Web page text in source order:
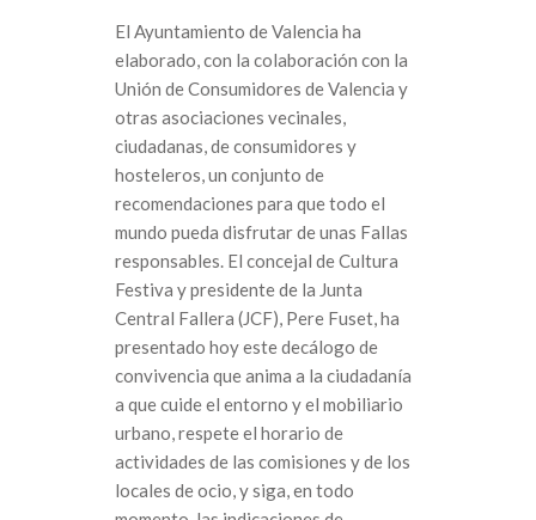
El Ayuntamiento de Valencia ha
elaborado, con la colaboración con la
Unión de Consumidores de Valencia y
otras asociaciones vecinales,
ciudadanas, de consumidores y
hosteleros, un conjunto de
recomendaciones para que todo el
mundo pueda disfrutar de unas Fallas
responsables. El concejal de Cultura
Festiva y presidente de la Junta
Central Fallera (JCF), Pere Fuset, ha
presentado hoy este decálogo de
convivencia que anima a la ciudadanía
a que cuide el entorno y el mobiliario
urbano, respete el horario de
actividades de las comisiones y de los
locales de ocio, y siga, en todo